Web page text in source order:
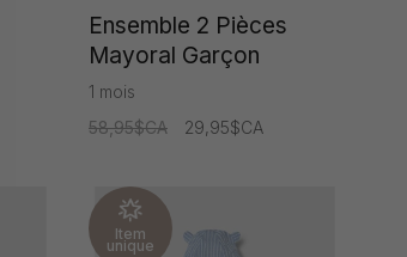
Ensemble 2 Pièces
Mayoral Garçon
1 mois
58,95$CA
29,95$CA
Item
unique